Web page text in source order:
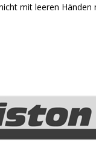
mit leeren Händen